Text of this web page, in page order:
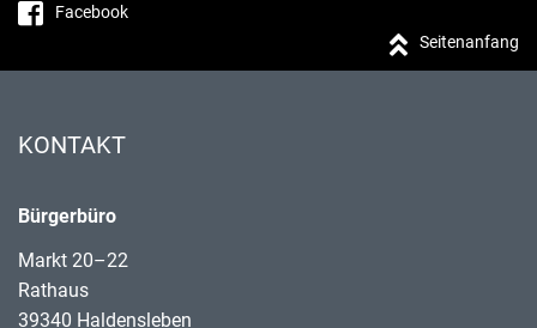
Facebook
Seitenanfang
KONTAKT
Bürgerbüro
Markt 20–22
Rathaus
39340 Haldensleben